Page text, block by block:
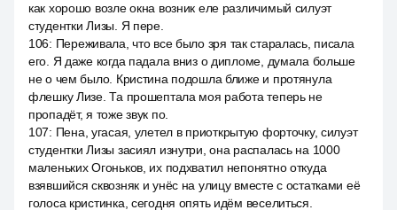
как хорошо возле окна возник еле различимый силуэт
студентки Лизы. Я пере.
106: Переживала, что все было зря так старалась, писала
его. Я даже когда падала вниз о дипломе, думала больше
не о чем было. Кристина подошла ближе и протянула
флешку Лизе. Та прошептала моя работа теперь не
пропадёт, я тоже звук по.
107: Пена, угасая, улетел в приоткрытую форточку, силуэт
студентки Лизы засиял изнутри, она распалась на 1000
маленьких Огоньков, их подхватил непонятно откуда
взявшийся сквозняк и унёс на улицу вместе с остатками её
голоса кристинка, сегодня опять идём веселиться.